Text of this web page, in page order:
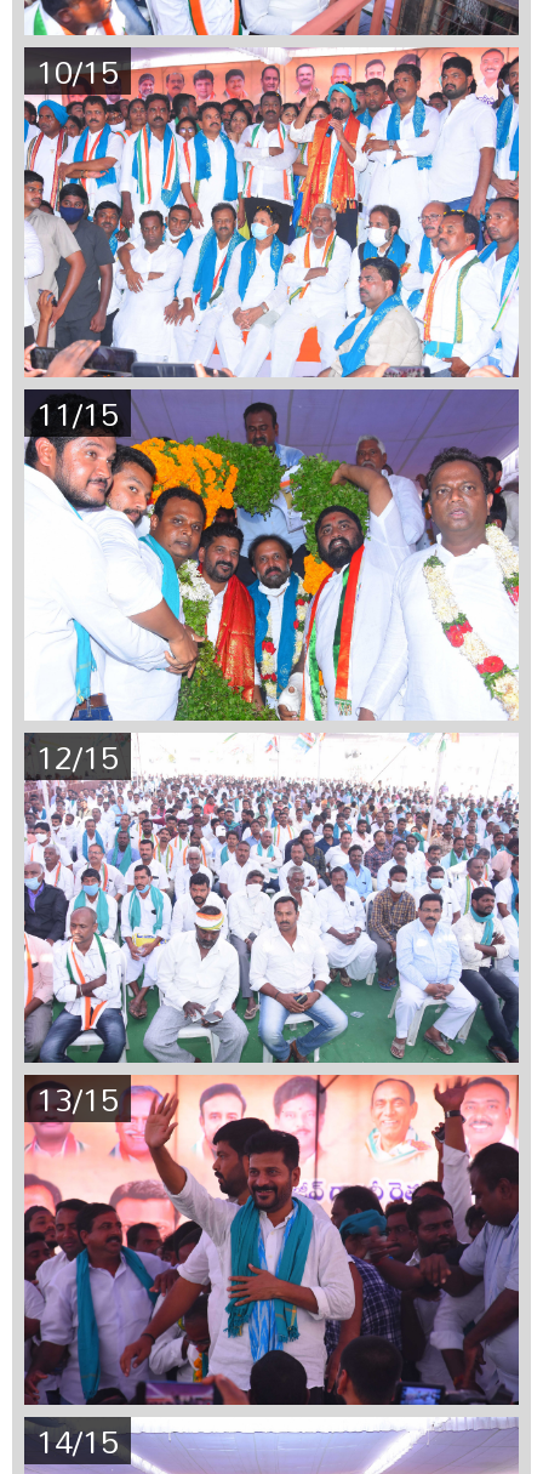
10/15
11/15
12/15
13/15
14/15